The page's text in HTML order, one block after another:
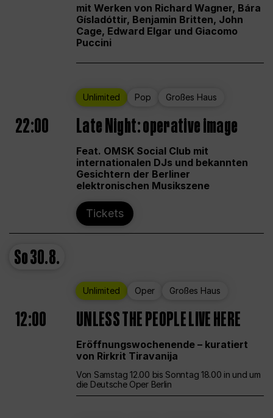
mit Werken von Richard Wagner, Bára
Gísladóttir, Benjamin Britten, John
Cage, Edward Elgar und Giacomo
Puccini
Unlimited Pop Großes Haus
22:00 Late Night: operative image
Feat. OMSK Social Club mit
internationalen DJs und bekannten
Gesichtern der Berliner
elektronischen Musikszene
Tickets
So30.8.
Unlimited Oper Großes Haus
12:00 UNLESS THE PEOPLE LIVE HERE
Eröffnungswochenende – kuratiert
von Rirkrit Tiravanija
Von Samstag 12.00 bis Sonntag 18.00 in und um
die Deutsche Oper Berlin